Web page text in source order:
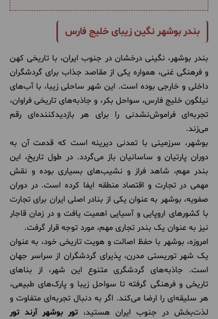
بندر بوشهر نگین زیبای خلیج فارس
بندر بوشهر، نگینی درخشان در جنوب ایران، با تاریخی کهن
و فرهنگی غنی، همواره یکی از مقاصد جذاب برای گردشگران
داخلی و خارجی بوده است. این شهر ساحلی زیبا، با آب‌های
نیلگون خلیج فارس، سواحل بکر، و جاذبه‌های تاریخی فراوان،
تجربه‌ای فراموش‌نشدنی را برای هر بازدیدکننده‌ای رقم
می‌زند.
بوشهر، سرزمینی با تمدنی دیرینه است که قدمت آن به
دوران پارتیان و ساسانیان باز می‌گردد. در طول تاریخ، این
بندر مهم، شاهد فراز و نشیب‌های بسیاری بوده و نقش
مهمی در تجارت و اقتصاد منطقه ایفا کرده است. در دوران
صفویه، بوشهر به عنوان یکی از بنادر اصلی ایران برای تجارت
با کشورهای اروپایی و آسیایی اهمیت یافت و در زمان قاجار
نیز به عنوان یک بندر تجاری مهم، مورد توجه قرار گرفت.
امروزه، بوشهر با حفظ اصالت و هویت تاریخی خود، به عنوان
یک شهر توریستی مدرن، پذیرای گردشگران از سراسر جهان
است. جاذبه‌های گردشگری متنوع این شهر، از بناهای
تاریخی و فرهنگی گرفته تا سواحل زیبا و پارک‌های طبیعی،
هر سلیقه‌ای را ارضا می‌کند. اگر به دنبال تجربه‌ای متفاوت و
لذت‌بخش در جنوب ایران هستید، تور بوشهر آرند تور